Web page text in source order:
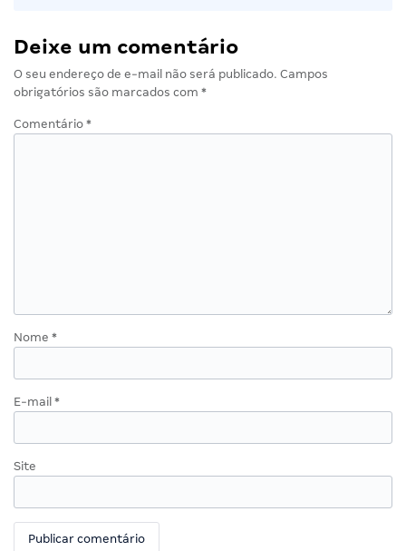
Deixe um comentário
O seu endereço de e-mail não será publicado. Campos
obrigatórios são marcados com *
Comentário *
Nome *
E-mail *
Site